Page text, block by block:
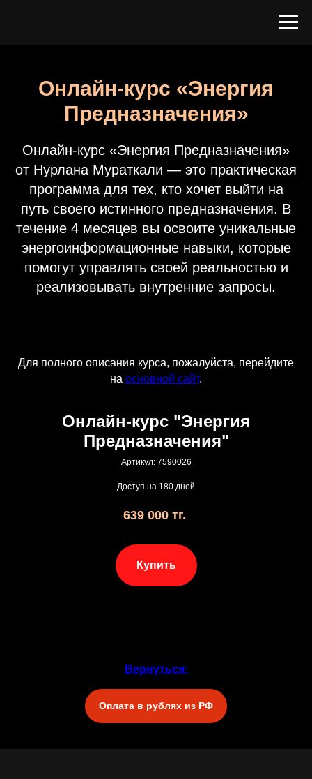
Онлайн-курс «Энергия
Предназначения»
Онлайн-курс «Энергия Предназначения»
от Нурлана Мураткали — это практическая
программа для тех, кто хочет выйти на
путь своего истинного предназначения. В
течение 4 месяцев вы освоите уникальные
энергоинформационные навыки, которые
помогут управлять своей реальностью и
реализовывать внутренние запросы.
Для полного описания курса, пожалуйста, перейдите
на основной сайт.
Онлайн-курс "Энергия
Предназначения"
Артикул: 7590026
Доступ на 180 дней
639 000 тг.
Купить
Вернуться:
Оплата в рублях из РФ